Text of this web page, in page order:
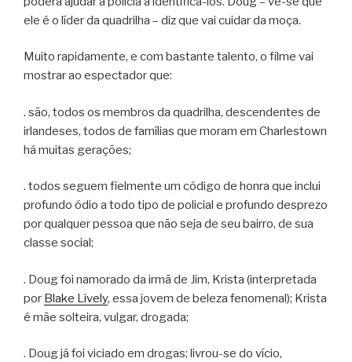
ele é o líder da quadrilha – diz que vai cuidar da moça.
Muito rapidamente, e com bastante talento, o filme vai
mostrar ao espectador que:
. são, todos os membros da quadrilha, descendentes de
irlandeses, todos de famílias que moram em Charlestown
há muitas gerações;
. todos seguem fielmente um código de honra que inclui
profundo ódio a todo tipo de policial e profundo desprezo
por qualquer pessoa que não seja de seu bairro, de sua
classe social;
. Doug foi namorado da irmã de Jim, Krista (interpretada
por Blake Lively, essa jovem de beleza fenomenal); Krista
é mãe solteira, vulgar, drogada;
. Doug já foi viciado em drogas; livrou-se do vício,